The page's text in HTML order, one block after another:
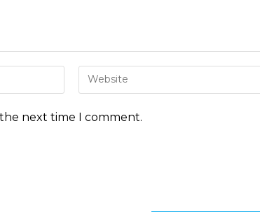
next time I comment.